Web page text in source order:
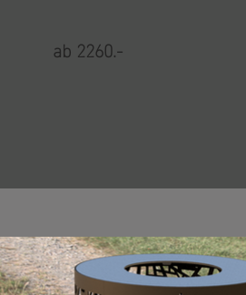
ab 2260.-